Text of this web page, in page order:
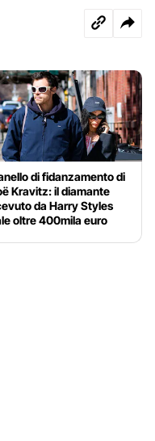
di fidanzamento di
Kravitz: il diamante
da Harry Styles
oltre 400mila euro